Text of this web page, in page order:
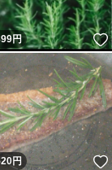
ね！
円
ね！
円